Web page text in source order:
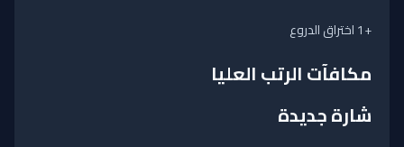
+1 اختراق الدروع
مكافآت الرتب العليا
شارة جديدة